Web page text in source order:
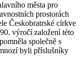
města pro
prostorách
Českobratrské církve
výročí založení této
společně s
byli příslušníky